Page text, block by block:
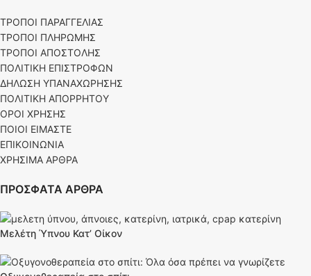
ΤΡΟΠΟΙ ΠΑΡΑΓΓΕΛΙΑΣ
ΤΡΟΠΟΙ ΠΛΗΡΩΜΗΣ
ΤΡΟΠΟΙ ΑΠΟΣΤΟΛΗΣ
ΠΟΛΙΤΙΚΗ ΕΠΙΣΤΡΟΦΩΝ
ΔΗΛΩΣΗ ΥΠΑΝΑΧΩΡΗΣΗΣ
ΠΟΛΙΤΙΚΗ ΑΠΟΡΡΗΤΟΥ
ΟΡΟΙ ΧΡΗΣΗΣ
ΠΟΙΟΙ ΕΙΜΑΣΤΕ
ΕΠΙΚΟΙΝΩΝΙΑ
ΧΡΗΣΙΜΑ ΑΡΘΡΑ
ΠΡΟΣΦΑΤΑ ΑΡΘΡΑ
Μελέτη Ύπνου Κατ’ Οίκον